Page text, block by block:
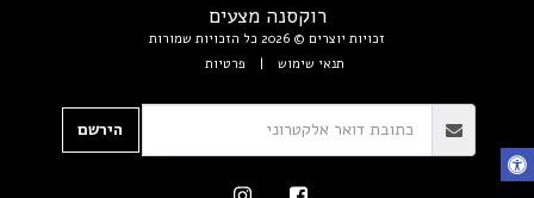
רוקסנה מצעים
זכויות יוצרים © 2026 כל הזכויות שמורות
תנאי שימוש | פרטיות
הירשם